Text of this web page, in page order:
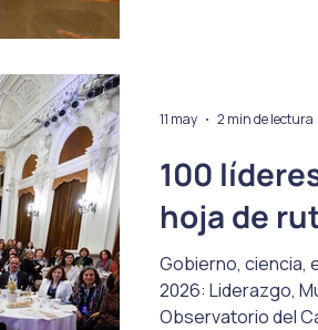
100
hoja de
Gobierno, ciencia,
2026: Liderazgo,
Observatorio del
11 may 2 min de lectura